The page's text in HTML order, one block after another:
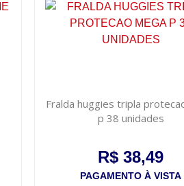
Fralda huggies tripla
p 38 unidades
R$ 38,49
PAGAMENTO À VISTA